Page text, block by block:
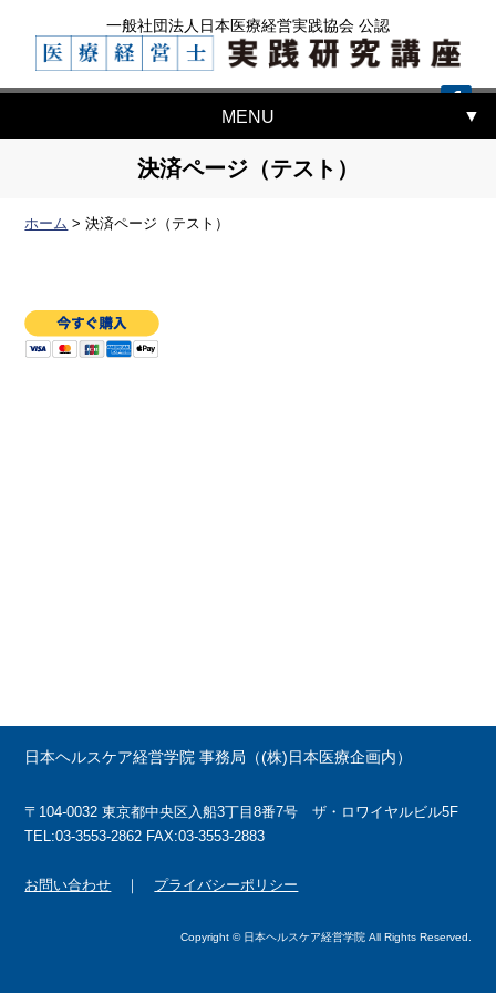
一般社団法人日本医療経営実践協会 公認
MENU
決済ページ（テスト）
ホーム >決済ページ（テスト）
日本ヘルスケア経営学院 事務局（(株)日本医療企画内）
〒104-0032 東京都中央区入船3丁目8番7号 ザ・ロワイヤルビル5F
TEL:03-3553-2862 FAX:03-3553-2883
お問い合わせ ｜ プライバシーポリシー
Copyright © 日本ヘルスケア経営学院 All Rights Reserved.